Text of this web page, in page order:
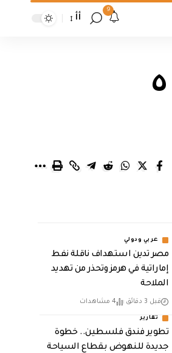
9
أأ
بينهم امرأة… شرطة نينوى تلقي القبض على ٥
عربي ودولي
مصر تدين استهداف ناقلة نفط
إماراتية في هرمز وتحذر من تهديد
الملاحة
قبل 3 دقائق 4 مشاهدات
تقارير
تطوير فندق فلسطين.. خطوة
جديدة للنهوض بقطاع السياحة